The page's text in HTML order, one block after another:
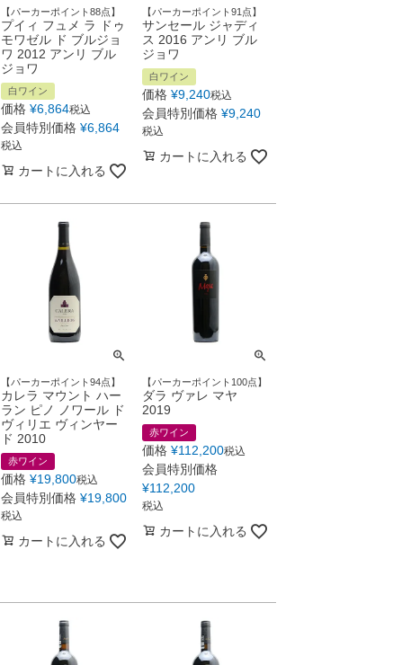
【パーカーポイント88点】
プイィ フュメ ラ ドゥ
モワゼル ド ブルジョ
ワ 2012 アンリ ブル
ジョワ
白ワイン
価格 ¥6,864税込
会員特別価格 ¥6,864
税込
カートに入れる
【パーカーポイント91点】
サンセール ジャディ
ス 2016 アンリ ブル
ジョワ
白ワイン
価格 ¥9,240税込
会員特別価格 ¥9,240
税込
カートに入れる
【パーカーポイント94点】
カレラ マウント ハー
ラン ピノ ノワール ド
ヴィリエ ヴィンヤー
ド 2010
赤ワイン
価格 ¥19,800税込
会員特別価格 ¥19,800
税込
カートに入れる
【パーカーポイント100点】
ダラ ヴァレ マヤ
2019
赤ワイン
価格 ¥112,200税込
会員特別価格
¥112,200
税込
カートに入れる